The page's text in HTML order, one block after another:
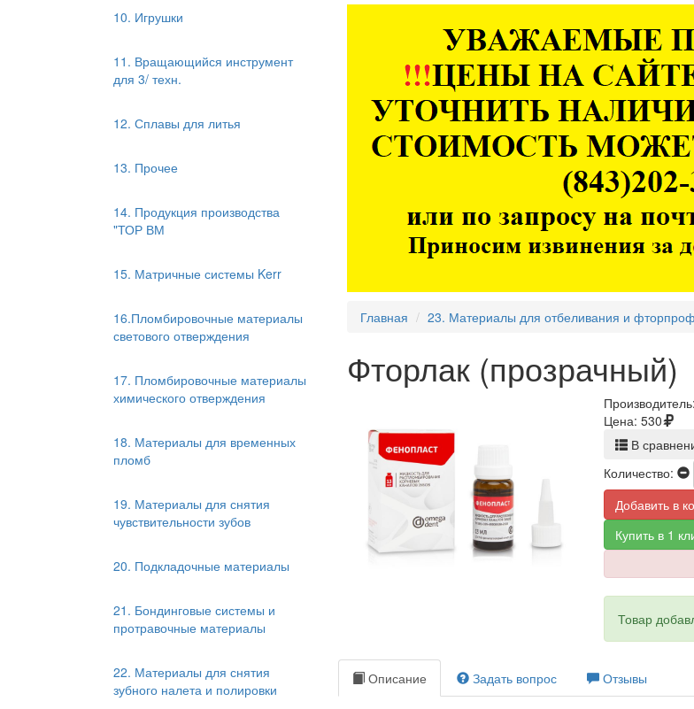
10. Игрушки
11. Вращающийся инструмент
для 3/ техн.
12. Сплавы для литья
13. Прочее
14. Продукция производства
"ТОР ВМ
15. Матричные системы Kerr
16.Пломбировочные материалы
светового отверждения
17. Пломбировочные материалы
химического отверждения
18. Материалы для временных
пломб
19. Материалы для снятия
чувствительности зубов
20. Подкладочные материалы
21. Бондинговые системы и
протравочные материалы
22. Материалы для снятия
зубного налета и полировки
Главная 23. Материалы для отбеливания и
Фторлак (прозрачный)
Производитель:
Цена: 530
В
Количество:
Добавить в
Купить в 1
Товар
Описание Задать вопрос Отзывы